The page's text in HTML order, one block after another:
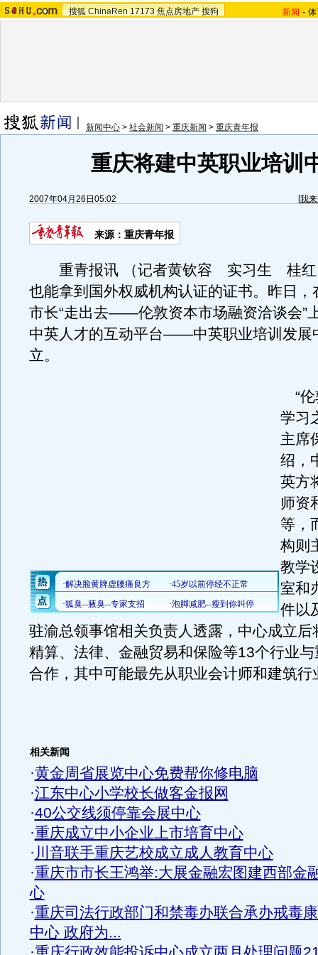
搜狐 ChinaRen 17173 焦点房地产 搜狗 新闻 -
新闻中心 > 社会新闻 > 重庆新闻 > 重庆青年报
重庆将建中英职业培训
2007年04月26日05:02 [我
来源：重庆青年报
重青报讯 （记者黄钦容 实习生 桂红
也能拿到国外权威机构认证的证书。昨日，
市长“走出去——伦敦资本市场融资洽谈会”
中英人才的互动平台——中英职业培训发展
立。
“
学习
主席
绍，
英方
师资
等，
构则
教学
室和
件以
驻渝总领事馆相关负责人透露，中心成立后
精算、法律、金融贸易和保险等13个行业
合作，其中可能最先从职业会计师和建筑行
相关新闻
·黄金周省展览中心免费帮你修电脑
·江东中心小学校长做客金报网
·40公交线须停靠会展中心
·重庆成立中小企业上市培育中心
· 川音联手重庆艺校成立成人教育中心
·重庆市市长王鸿举:大展金融宏图建西部金
心
·重庆司法行政部门和禁毒办联合承办戒毒
中心 政府为...